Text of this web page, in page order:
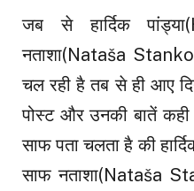
जब से हार्दिक
नताशा(Nataša
चल रही है तब से ही आए
पोस्ट और उनकी बातें कही
साफ पता चलता है की
साफ नताशा(Nataša